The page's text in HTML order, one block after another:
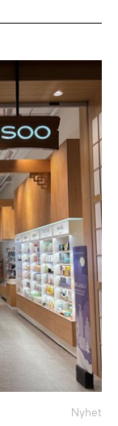
Nyhet